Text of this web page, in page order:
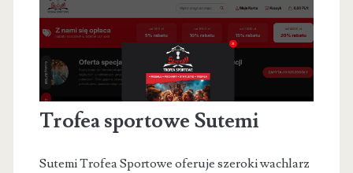
Trofea sportowe Sutemi
Sutemi Trofea Sportowe oferuje szeroki wachlarz